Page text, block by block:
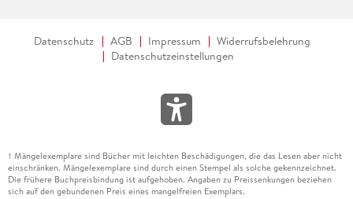
Datenschutz AGB Impressum
Widerrufsbelehrung
Datenschutzeinstellungen
1 Mängelexemplare sind Bücher mit leichten Beschädigungen, die das Lesen aber nicht
einschränken. Mängelexemplare sind durch einen Stempel als solche gekennzeichnet.
Die frühere Buchpreisbindung ist aufgehoben. Angaben zu Preissenkungen beziehen
sich auf den gebundenen Preis eines mangelfreien Exemplars.